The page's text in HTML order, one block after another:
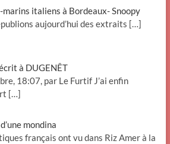
marins italiens à Bordeaux- Snoopy
aujourd’hui des extraits […]
à DUGENÊT
18:07, par Le Furtif J’ai enfin
[…]
mondina
français ont vu dans Riz Amer à la